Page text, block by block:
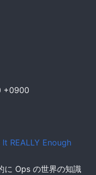
+0900
REALLY Enough
に Ops の世界の知識